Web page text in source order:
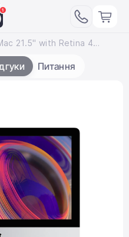
iMac 21.5" with Retina 4K display (Z0VY000LH / MRT432) 2019
Питання